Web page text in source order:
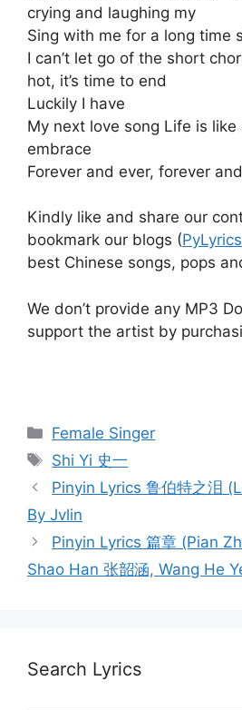
crying and laughing my
Sing with me for a long time
I can’t let go of the short
hot, it’s time to end
Luckily I have
My next love song Life is
embrace
Forever and ever, forever
Kindly like and share our
bookmark our blogs (PyLyrics
best Chinese songs, pops
We don’t provide any MP3
support the artist by
Categories
Female Singer
Tags
Shi Yi 史一
Post
navigation
Pinyin Lyrics 鲁伯特之泪
By Jvlin
Pinyin Lyrics 篇章 (Pian
Shao Han 张韶涵, Wang He
Search Lyrics